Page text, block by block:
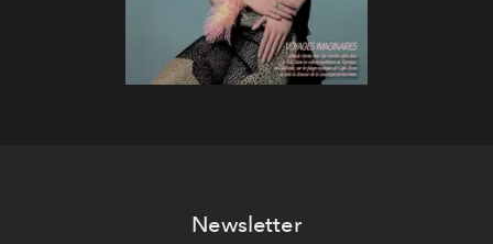
Newsletter